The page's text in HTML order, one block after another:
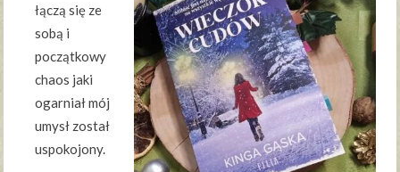
łączą się ze
sobą i
początkowy
chaos jaki
ogarniał mój
umysł został
uspokojony.